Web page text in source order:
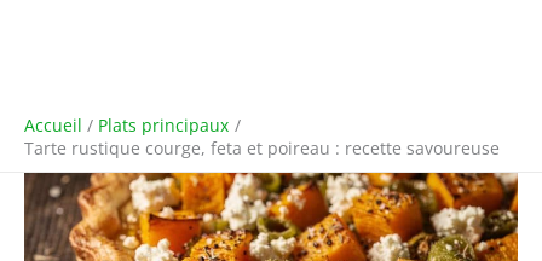
Accueil
Plats principaux
Tarte rustique courge, feta et poireau : recette savoureuse